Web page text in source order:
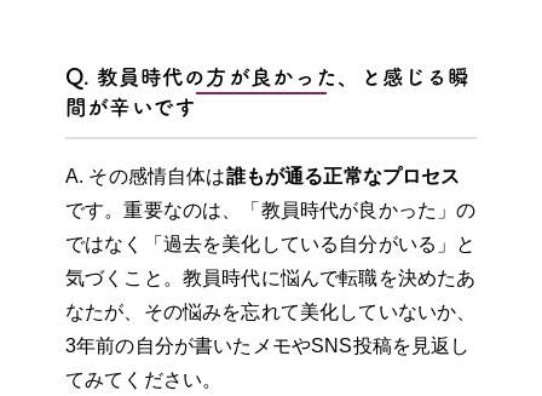
Q. 教員時代の方が良かった、と感じる瞬
間が辛いです
A. その感情自体は誰もが通る正常なプロセス
です。重要なのは、「教員時代が良かった」の
ではなく「過去を美化している自分がいる」と
気づくこと。教員時代に悩んで転職を決めたあ
なたが、その悩みを忘れて美化していないか、
3年前の自分が書いたメモやSNS投稿を見返し
てみてください。